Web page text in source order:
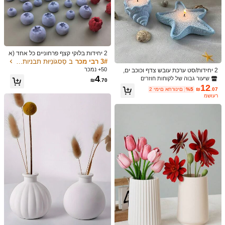
m***r צבע: לבן / סוג סטייל: תבנית נרות ביצה 8 ב-1
S timos deótimaqualidade,recomendo
עוזר(0)
n***i צבע: לבן / סוג סטייל: תבנית נרות ביצה 8 ב-1
卵可愛い！本物みたい！
עוזר(0)
פרטי המוצר
חומר: סיליקון
הצג עוד
YANGHAN.
4.90 1.9K עוקבים
4.90
1.9K עוקבים
לפני יום אחד
לפני 13 שעות
עוקב
2 יחידות/סט ערכת עובש צדף וכוכב ים,
מגש בצורת כוכב ים עובש שרף, מלט, טי
ח, חימר, בטון סיליקון עובש עבור מגש ת
כשיטים עשה זאת בעצמך, עיצוב הבית כ
וכב ים טיח סיליקון עובש
שיעור גבוה של לקוחות חוזרים
₪12.07
%5
2 ימים אחרונים
משוער
2 יחידות בלוקי קצף פרחוניים כל אחד (א
ורך 13.5 ס"מ x רוחב 8.8 ס"מ x גובה 4.
7 ס"מ) קצף פרחים ירוק רטוב ויבש לסידו
רי פרחים טריים ומלאכותיים, קצף צמחי
ם, ציוד לפרחים לעשה זאת בעצמך, אומ
3# רבי מכר
50+ נמכר
₪4.70